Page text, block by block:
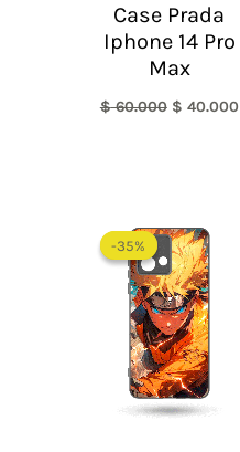
Case Prada
Iphone 14 Pro
Max
$60.000 $ 40.000
-35%
-35%